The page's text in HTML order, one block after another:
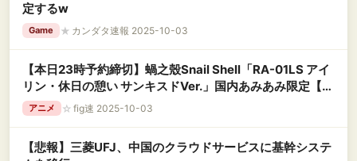
定するw
Game ★ カンダタ速報 2025-10-03
【本日23時予約締切】蝸之殼Snail Shell「RA-01LS アイ
リン・休日の憩い サンキスドVer.」国内あみあみ限定【美
少女可動フィギュア】
アニメ ☆ fig速 2025-10-03
【悲報】三菱UFJ、中国のクラウドサービスに基幹システ